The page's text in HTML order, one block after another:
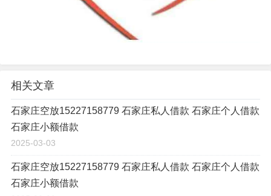
相关文章
石家庄空放15227158779 石家庄私人借款 石家庄个人借款
石家庄小额借款
2025-03-03
石家庄空放15227158779 石家庄私人借款 石家庄个人借款
石家庄小额借款